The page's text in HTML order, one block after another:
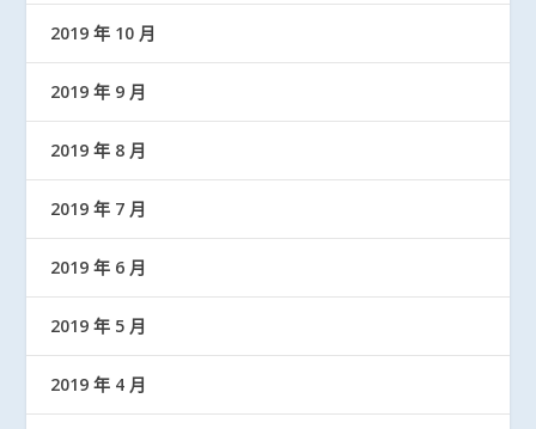
2019 年 10 月
2019 年 9 月
2019 年 8 月
2019 年 7 月
2019 年 6 月
2019 年 5 月
2019 年 4 月